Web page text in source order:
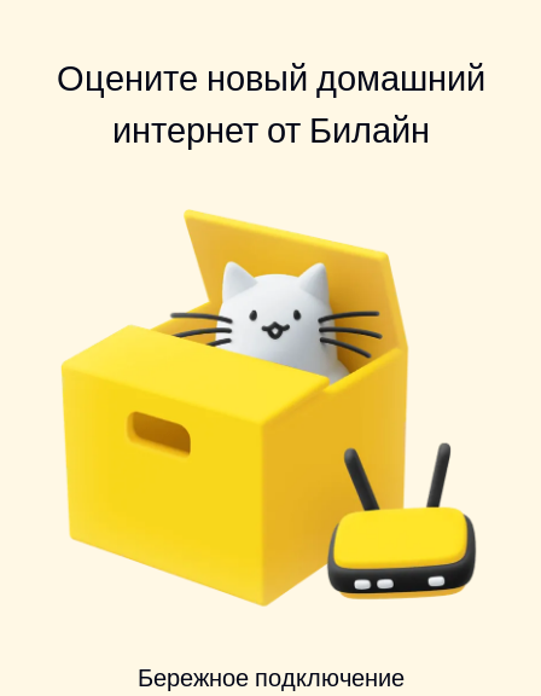
Оцените новый домашний
интернет от Билайн
Бережное подключение